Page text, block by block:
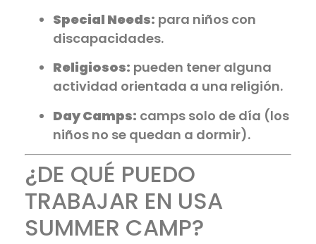
Special Needs: para niños con
discapacidades.
Religiosos: pueden tener alguna
actividad orientada a una religión.
Day Camps: camps solo de día (los
niños no se quedan a dormir).
¿DE QUÉ PUEDO
TRABAJAR EN USA
SUMMER CAMP?